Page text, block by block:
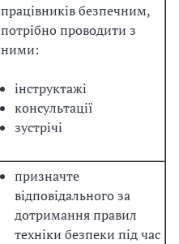
працівників безпечним,
потрібно проводити з
ними:
інструктажі
консультації
зустрічі
призначте
відповідального за
дотримання правил
техніки безпеки під час